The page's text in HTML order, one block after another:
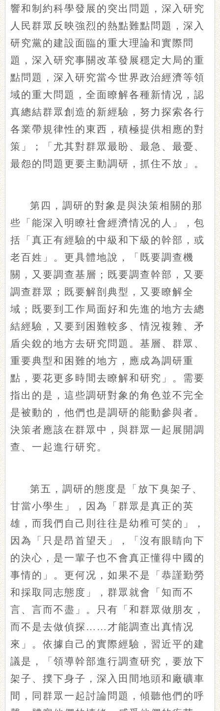
響和制約科學發展的突出問題，深入研究
人民群眾反映強烈的熱點難點問題，深入
研究黨的建設面臨的重大理論和實際問
題，深入研究事關改革發展穩定大局的重
點問題，深入研究當今世界政治經濟等領
域的重大問題，全面瞭解各種新情况，認
真總結群眾創造的新經驗，努力探索各行
各業帶規律性的東西，積極提供相應的對
策」；「尤其對群眾最盼、最急、最憂、
最怨的問題更要主動調研，抓住不放」。
第四，調研的對象是與決策相關的那
些「能深入明瞭社會經濟情况的人」，包
括「真正有經驗的中級和下級的幹部，或
老百姓」。更具體地說，「既要調查機
關，又要調查基層；既要調查幹部，又要
調查群眾；既要解剖典型，又要瞭解全
域；既要到工作局面好和先進的地方去總
結經驗，又要到困難較多、情況複雜、矛
盾尖銳的地方去研究問題。基層、群眾、
重要典型和困難的地方，應成為調研重
點，要花更多時間去瞭解和研究」。需要
指出的是，這些調研對象的角色並不完全
是被動的，他們也是調研的能動參與者。
決策者應該在群眾中，與群眾一起展開調
查、一起進行研究。
第五，調研的態度是「放下臭架子、
甘當小學生」，因為「群眾是真正的英
雄，而我們自己則往往是幼稚可笑的」，
因為「只是昂首望天」，「沒有眼睛向下
的決心，是一輩子也不會真正懂得中國的
事情的」。更何况，如果不是「恭謹勤勞
和採取同志態度」，群眾就會「知而不
言、言而不盡」。只有「和群眾做朋友，
而不是去做偵探 ……才能調查出真情况
來」。依據自己的實際經驗，習近平的建
議是，「領導幹部進行調查研究，要放下
架子、撲下身子，深入田間地頭和廠礦車
間，同群眾一起討論問題，傾聽他們的呼